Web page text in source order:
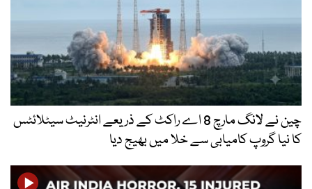
چین نے لانگ مارچ 8 اے راکٹ کے ذریعے انٹرنیٹ سیٹلائٹس
سے خلا میں بھیج دیا